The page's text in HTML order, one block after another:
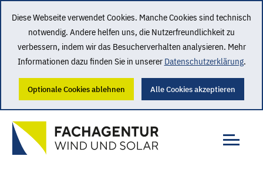
Diese Webseite verwendet Cookies. Manche Cookies sind technisch
notwendig. Andere helfen uns, die Nutzerfreundlichkeit zu
verbessern, indem wir das Besucherverhalten analysieren. Mehr
Informationen dazu finden Sie in unserer Datenschutzerklärung.
Optionale Cookies ablehnen Alle Cookies akzeptieren